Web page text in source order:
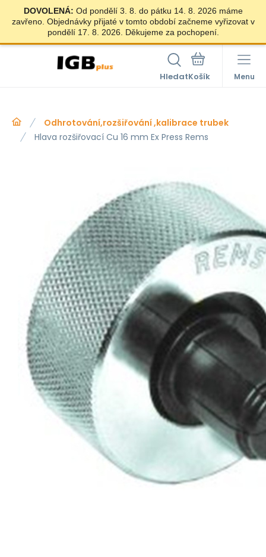
DOVOLENÁ: Od pondělí 3. 8. do pátku 14. 8. 2026 máme
zavřeno. Objednávky přijaté v tomto období začneme vyřizovat v
pondělí 17. 8. 2026. Děkujeme za pochopení.
Hledat Menu
Odhrotování,rozšiřování ,kalibrace trubek
Hlava rozšiřovací Cu 16 mm Ex Press Rems